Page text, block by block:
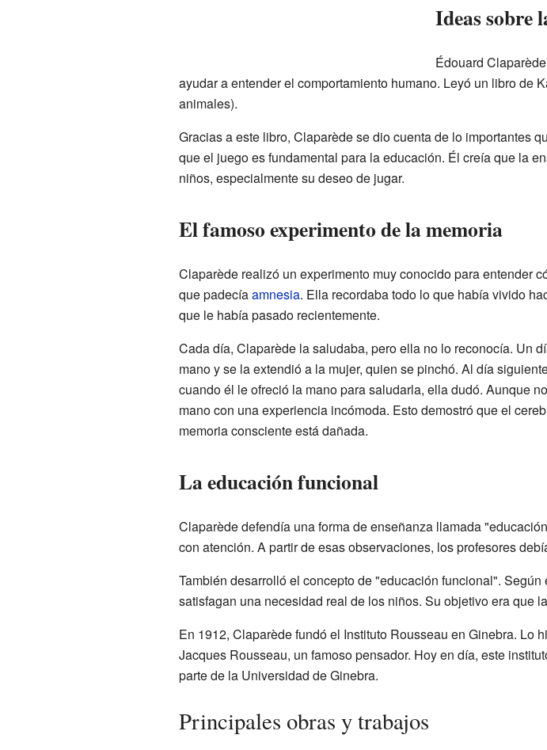
Ideas sobre
Édouard
ayudar a entender el comportamiento humano. Leyó un libro de
animales).
Gracias a este libro, Claparède se dio cuenta de lo importantes
que el juego es fundamental para la educación. Él creía que la
niños, especialmente su deseo de jugar.
El famoso experimento de la memoria
Claparède realizó un experimento muy conocido para entender
que padecíaamnesia. Ella recordaba todo lo que había vivido
que le había pasado recientemente.
Cada día, Claparède la saludaba, pero ella no lo reconocía. Un
mano y se la extendió a la mujer, quien se pinchó. Al día
cuando él le ofreció la mano para saludarla, ella dudó. Aunque
mano con una experiencia incómoda. Esto demostró que el
memoria consciente está dañada.
La educación funcional
Claparède defendía una forma de enseñanza llamada
con atención. A partir de esas observaciones, los profesores
También desarrolló el concepto de "educación funcional".
satisfagan una necesidad real de los niños. Su objetivo era que
En 1912, Claparède fundó el Instituto Rousseau en Ginebra. Lo
Jacques Rousseau, un famoso pensador. Hoy en día, este
parte de la Universidad de Ginebra.
Principales obras y trabajos